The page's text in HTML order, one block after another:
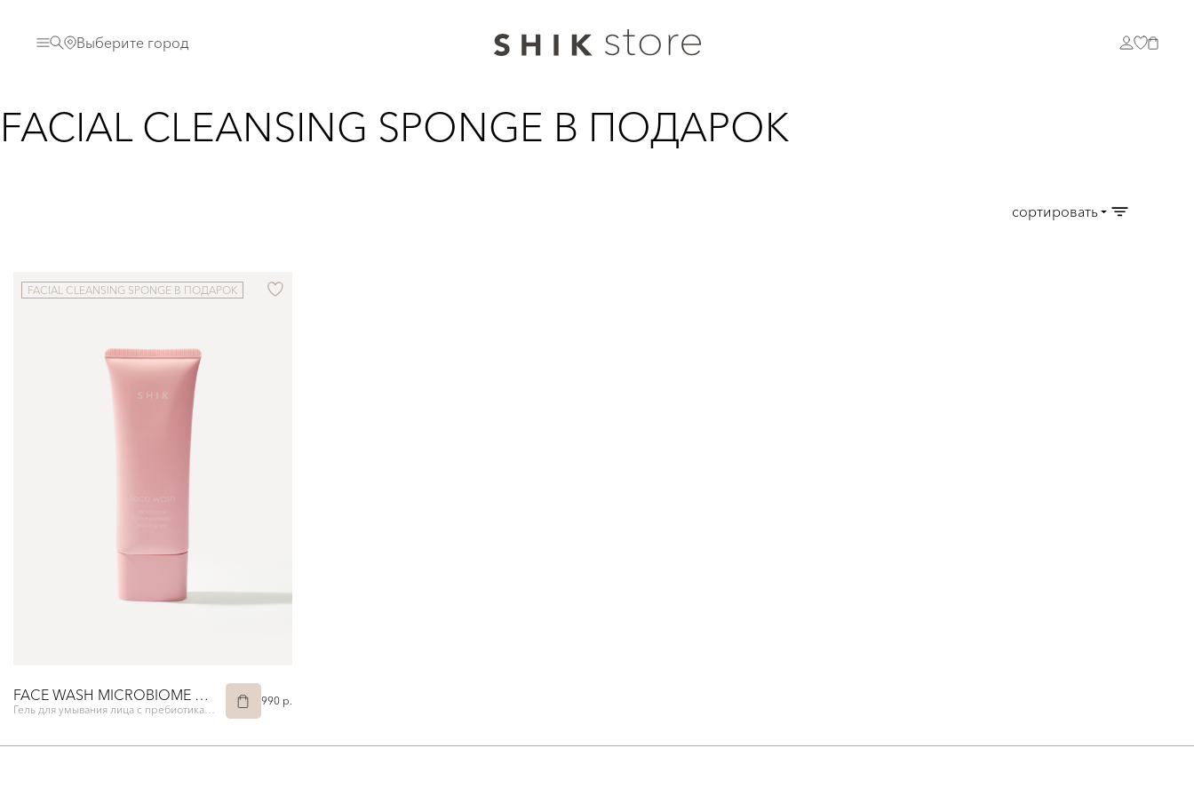
Выберите город
FACIAL CLEANSING SPONGE В ПОДАРОК
сортировать
FACIAL CLEANSING SPONGE В ПОДАРОК
FACE WASH MICROBIOME SYSTEM PREBIOTIC RESTORING GEL
Гель для умывания лица с пребиотиками SHIK
990 p.